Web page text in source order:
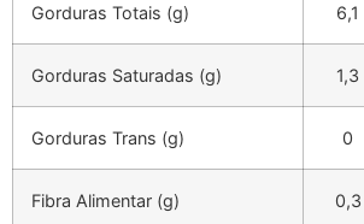
Gorduras Totais (g) 6,1
Gorduras Saturadas (g) 1,3
Gorduras Trans (g) 0
Fibra Alimentar (g) 0,3